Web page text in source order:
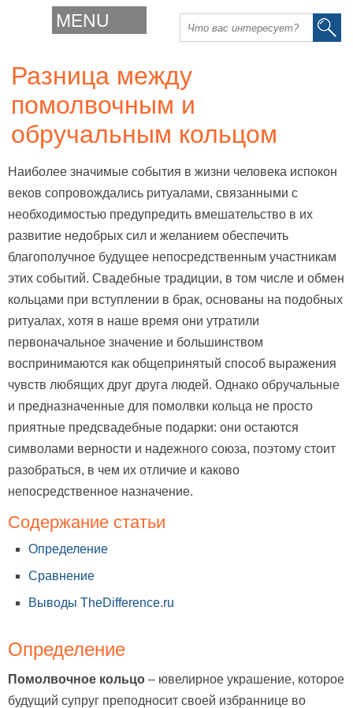
MENU
Разница между
помолвочным и
обручальным кольцом
Наиболее значимые события в жизни человека испокон
веков сопровождались ритуалами, связанными с
необходимостью предупредить вмешательство в их
развитие недобрых сил и желанием обеспечить
благополучное будущее непосредственным участникам
этих событий. Свадебные традиции, в том числе и обмен
кольцами при вступлении в брак, основаны на подобных
ритуалах, хотя в наше время они утратили
первоначальное значение и большинством
воспринимаются как общепринятый способ выражения
чувств любящих друг друга людей. Однако обручальные
и предназначенные для помолвки кольца не просто
приятные предсвадебные подарки: они остаются
символами верности и надежного союза, поэтому стоит
разобраться, в чем их отличие и каково
непосредственное назначение.
Содержание статьи
Определение
Сравнение
Выводы TheDifference.ru
Определение
Помолвочное кольцо – ювелирное украшение, которое
будущий супруг преподносит своей избраннице во